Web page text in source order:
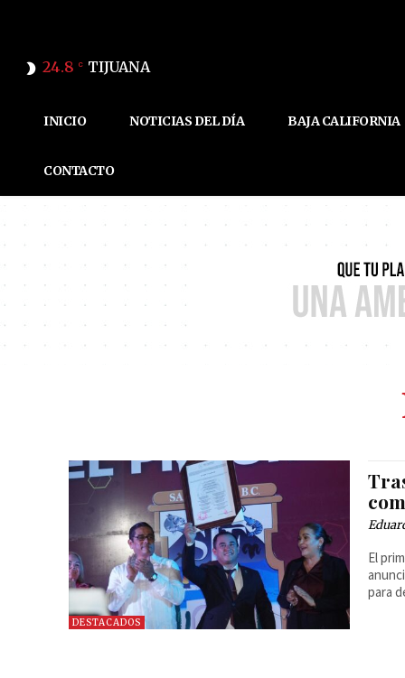
24.8 C TIJUANA
INICIO NOTICIAS DEL DÍA BAJA CALIFORNIA
CONTACTO
DESTACADOS
El
para